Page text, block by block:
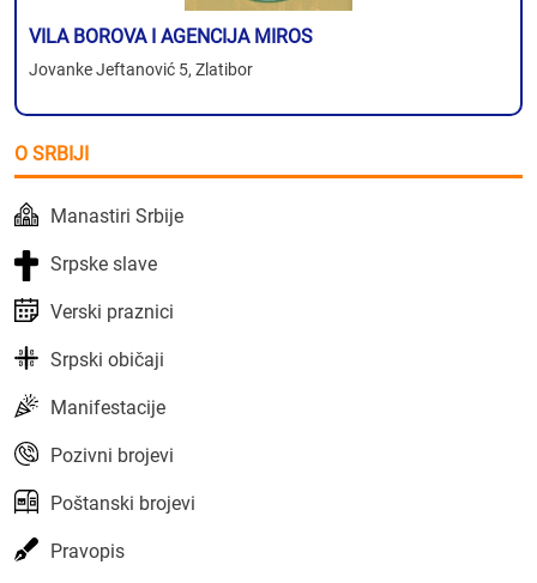
VILA BOROVA I AGENCIJA MIROS
Jovanke Jeftanović 5, Zlatibor
O SRBIJI
Manastiri Srbije
Srpske slave
Verski praznici
Srpski običaji
Manifestacije
Pozivni brojevi
Poštanski brojevi
Pravopis